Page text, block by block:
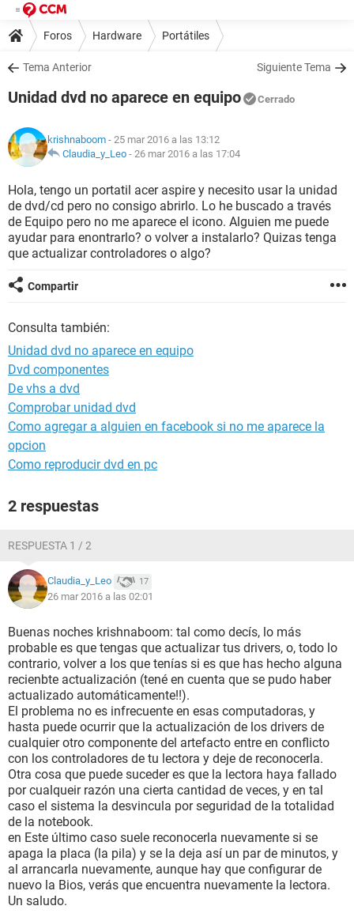
Foros Hardware Portátiles
Tema Anterior Siguiente Tema
Unidad dvd no aparece en equipo Cerrado
krishnaboom - 25 mar 2016 a las 13:12
Claudia_y_Leo - 26 mar 2016 a las 17:04
Hola, tengo un portatil acer aspire y necesito usar la unidad
de dvd/cd pero no consigo abrirlo. Lo he buscado a través
de Equipo pero no me aparece el icono. Alguien me puede
ayudar para enontrarlo? o volver a instalarlo? Quizas tenga
que actualizar controladores o algo?
Compartir
Consulta también:
Unidad dvd no aparece en equipo
Dvd componentes
De vhs a dvd
Comprobar unidad dvd
Como agregar a alguien en facebook si no me aparece la
opcion
Como reproducir dvd en pc
2 respuestas
RESPUESTA 1 / 2
Claudia_y_Leo 17
26 mar 2016 a las 02:01
Buenas noches krishnaboom: tal como decís, lo más
probable es que tengas que actualizar tus drivers, o, todo lo
contrario, volver a los que tenías si es que has hecho alguna
recienbte actualización (tené en cuenta que se pudo haber
actualizado automáticamente!!).
El problema no es infrecuente en esas computadoras, y
hasta puede ocurrir que la actualización de los drivers de
cualquier otro componente del artefacto entre en conflicto
con los controladores de tu lectora y deje de reconocerla.
Otra cosa que puede suceder es que la lectora haya fallado
por cualqueir razón una cierta cantidad de veces, y en tal
caso el sistema la desvincula por seguridad de la totalidad
de la notebook.
en Este último caso suele reconocerla nuevamente si se
apaga la placa (la pila) y se la deja así un par de minutos, y
al arrancarla nuevamente, aunque hay que configurar de
nuevo la Bios, verás que encuentra nuevamente la lectora.
Un saludo.